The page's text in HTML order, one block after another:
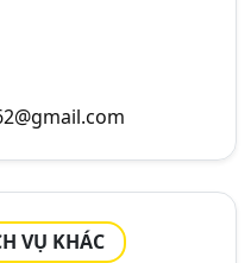
VỤ KHÁC